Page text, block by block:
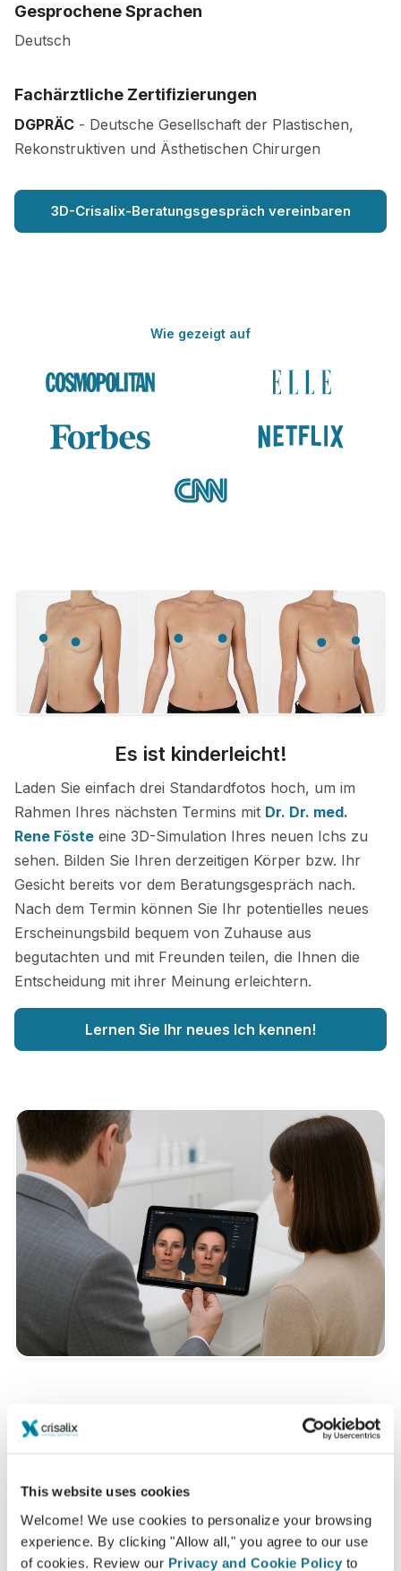
This website uses cookies
Welcome! We use cookies to personalize your browsing
experience. By clicking "Allow all," you agree to our use
of cookies. Review our Privacy and Cookie Policy to
Gesprochene Sprachen
Deutsch
Fachärztliche Zertifizierungen
DGPRÄC - Deutsche Gesellschaft der Plastischen,
Rekonstruktiven und Ästhetischen Chirurgen
3D-Crisalix-Beratungsgespräch vereinbaren
Wie gezeigt auf
Es ist kinderleicht!
Laden Sie einfach drei Standardfotos hoch, um im
Rahmen Ihres nächsten Termins mit Dr. Dr. med.
Rene Föste eine 3D-Simulation Ihres neuen Ichs zu
sehen. Bilden Sie Ihren derzeitigen Körper bzw. Ihr
Gesicht bereits vor dem Beratungsgespräch nach.
Nach dem Termin können Sie Ihr potentielles neues
Erscheinungsbild bequem von Zuhause aus
begutachten und mit Freunden teilen, die Ihnen die
Entscheidung mit ihrer Meinung erleichtern.
Lernen Sie Ihr neues Ich kennen!
Wie verläuft ein typisches 3D-
endlich Ihr neues Ich kennenlernen.
Rene Föstesteht Ihnen selbstverständlich bei allen
Bedenken beratend zur Seite.